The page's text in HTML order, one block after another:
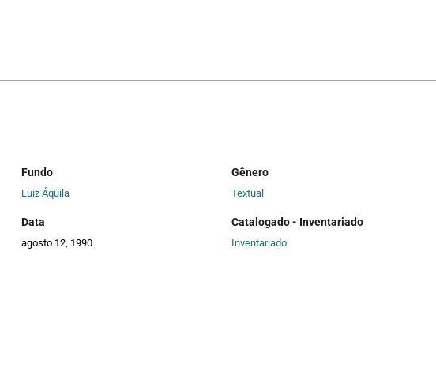
Fundo
Luiz Áquila
Data
agosto 12, 1990
Gênero
Textual
Catalogado - Inventariado
Inventariado